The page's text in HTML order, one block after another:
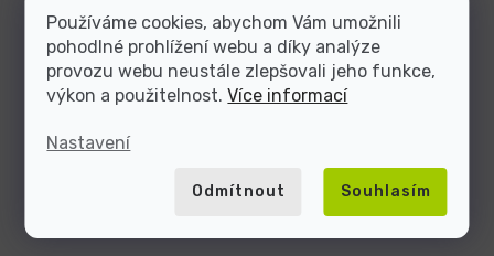
Používáme cookies, abychom Vám umožnili
pohodlné prohlížení webu a díky analýze
provozu webu neustále zlepšovali jeho funkce,
výkon a použitelnost.Více informací
Nastavení
Odmítnout Souhlasím